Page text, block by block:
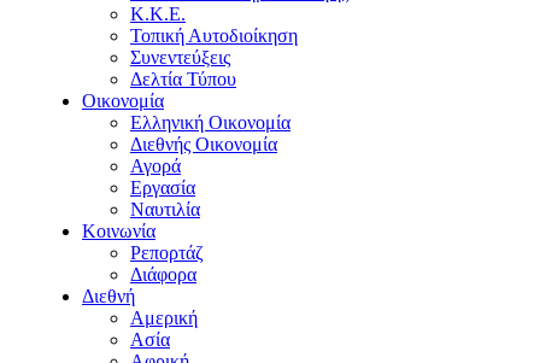
Κ.Κ.Ε.
Τοπική Αυτοδιοίκηση
Συνεντεύξεις
Δελτία Τύπου
Οικονομία
Ελληνική Οικονομία
Διεθνής Οικονομία
Αγορά
Εργασία
Ναυτιλία
Κοινωνία
Ρεπορτάζ
Διάφορα
Διεθνή
Αμερική
Ασία